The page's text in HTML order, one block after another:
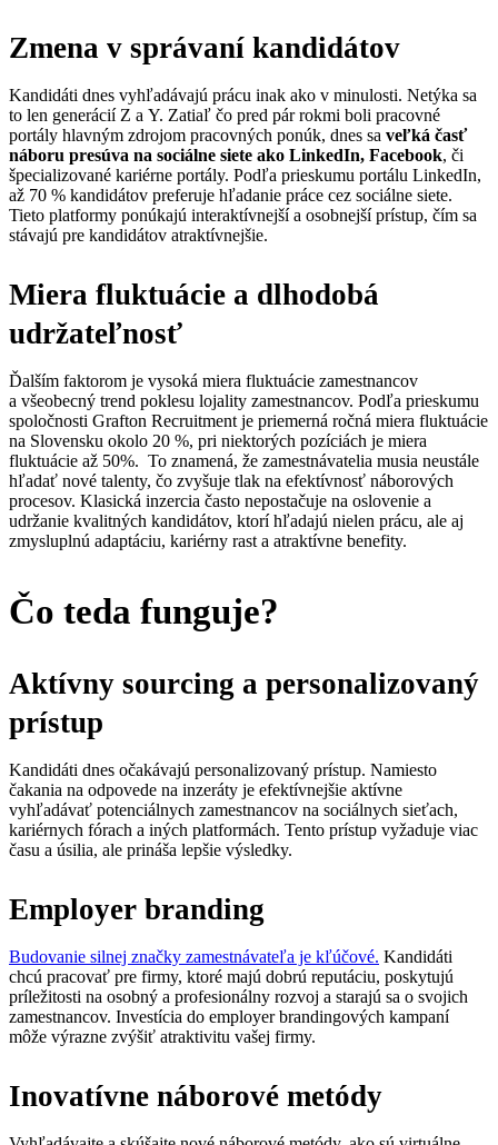
Zmena v správaní kandidátov
Kandidáti dnes vyhľadávajú prácu inak ako v minulosti. Netýka sa
to len generácií Z a Y. Zatiaľ čo pred pár rokmi boli pracovné
portály hlavným zdrojom pracovných ponúk, dnes sa veľká časť
náboru presúva na sociálne siete ako LinkedIn, Facebook, či
špecializované kariérne portály. Podľa prieskumu portálu LinkedIn,
až 70 % kandidátov preferuje hľadanie práce cez sociálne siete.
Tieto platformy ponúkajú interaktívnejší a osobnejší prístup, čím sa
stávajú pre kandidátov atraktívnejšie.
Miera fluktuácie a dlhodobá
udržateľnosť
Ďalším faktorom je vysoká miera fluktuácie zamestnancov
a všeobecný trend poklesu lojality zamestnancov. Podľa prieskumu
spoločnosti Grafton Recruitment je priemerná ročná miera fluktuácie
na Slovensku okolo 20 %, pri niektorých pozíciách je miera
fluktuácie až 50%. To znamená, že zamestnávatelia musia neustále
hľadať nové talenty, čo zvyšuje tlak na efektívnosť náborových
procesov. Klasická inzercia často nepostačuje na oslovenie a
udržanie kvalitných kandidátov, ktorí hľadajú nielen prácu, ale aj
zmysluplnú adaptáciu, kariérny rast a atraktívne benefity.
Čo teda funguje?
Aktívny sourcing a personalizovaný
prístup
Kandidáti dnes očakávajú personalizovaný prístup. Namiesto
čakania na odpovede na inzeráty je efektívnejšie aktívne
vyhľadávať potenciálnych zamestnancov na sociálnych sieťach,
kariérnych fórach a iných platformách. Tento prístup vyžaduje viac
času a úsilia, ale prináša lepšie výsledky.
Employer branding
Budovanie silnej značky zamestnávateľa je kľúčové. Kandidáti
chcú pracovať pre firmy, ktoré majú dobrú reputáciu, poskytujú
príležitosti na osobný a profesionálny rozvoj a starajú sa o svojich
zamestnancov. Investícia do employer brandingových kampaní
môže výrazne zvýšiť atraktivitu vašej firmy.
Inovatívne náborové metódy